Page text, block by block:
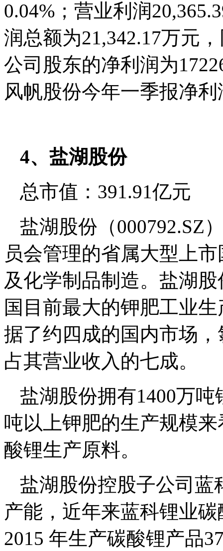
0.04%；营业利润
润总额为21,342.17万元
公司股东的净利润为
风帆股份今年一季报净
4、盐湖股份
总市值：391.91亿元
盐湖股份（000792.SZ
员会管理的省属大型上
及化学制品制造。盐湖
国目前最大的钾肥工业
据了约四成的国内市场
占其营业收入的七成。
盐湖股份拥有1400万
吨以上钾肥的生产规模
酸锂生产原料。
盐湖股份控股子公司蓝
产能，近年来蓝科锂业
2015 年生产碳酸锂产品